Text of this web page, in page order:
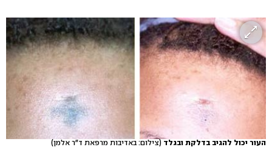
העור יכול להגיב בדלקת ובגלד(צילום: באדיבות מרפאת ד"ר אלמן)